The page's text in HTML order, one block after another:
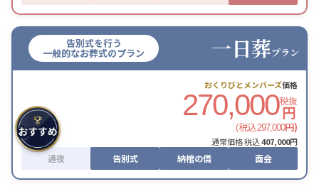
告別式を行う
一般的なお葬式のプラン 一日葬プラン
おくりびとメンバーズ価格
270,000税抜
円
(税込297,000円)
通常価格 税込407,000円
通夜 告別式 納棺の儀 面会